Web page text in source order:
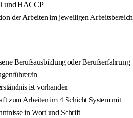
und HACCP
der Arbeiten im jeweiligen Arbeitsbereich
Berufsausbildung oder Berufserfahrung
in
ist vorhanden
zum Arbeiten im 4-Schicht System mit
in Wort und Schrift